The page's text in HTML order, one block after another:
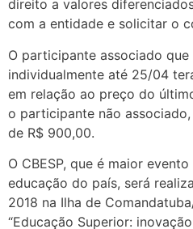
direito a valores
com a entidade e solicitar o
O participante associado
individualmente até 25/04
em relação ao preço do
o participante não
de R$ 900,00.
O CBESP, que é maior
educação do país, será
2018 na Ilha de
“Educação Superior: